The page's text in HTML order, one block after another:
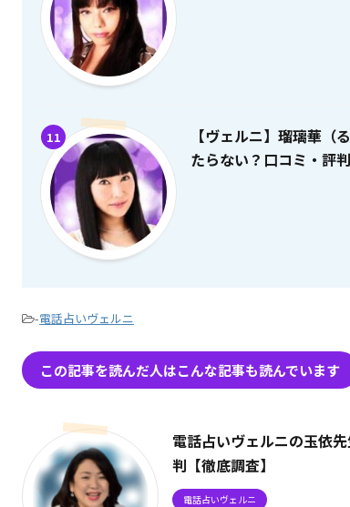
11
【ヴェルニ】瑠璃華（
たらない？口コミ・評
-電話占いヴェルニ
この記事を読んだ人はこんな記事も読んでいます
電話占いヴェルニの玉依
判【徹底調査】
電話占いヴェルニ